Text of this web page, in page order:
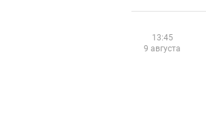
13:45
9 августа